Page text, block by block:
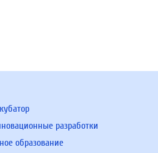
разработки
образование